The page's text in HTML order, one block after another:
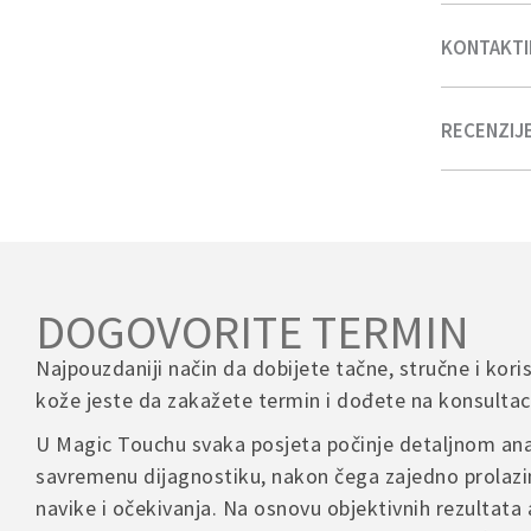
Ujutro
Ako
test
Ako u
Tokom
Za
Bosna i
Dostava
–
POVRATI I
Ukoliko
– Povrat
–
–
Ukoliko
prilikom
Telefon
00 387 60 3
Radno
Rado
Your
Your
DOGOVORITE TERMIN
Najpouzdaniji način da dobijete tačne, stručne i
kože jeste da zakažete termin i dođete na
U Magic Touchu svaka posjeta počinje detaljnom
savremenu dijagnostiku, nakon čega zajedno
navike i očekivanja. Na osnovu objektivnih rezultata